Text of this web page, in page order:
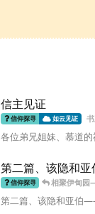
信主见证
信仰探寻 如云见证
各位弟兄姐妹、慕道
第二篇、该隐和
信仰探寻 相聚伊甸园
第二篇、该隐和亚伯